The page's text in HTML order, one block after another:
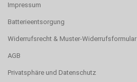
Impressum
Batterieentsorgung
Widerrufsrecht & Muster-Widerrufsformular
AGB
Privatsphäre und Datenschutz